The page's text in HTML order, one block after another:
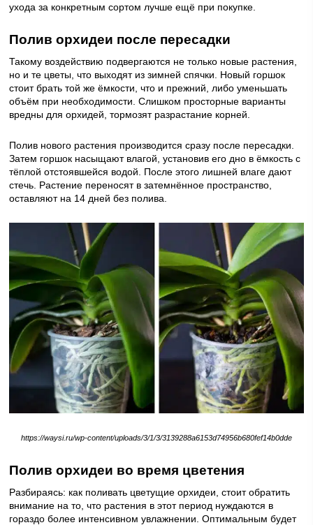
ухода за конкретным сортом лучше ещё при покупке.
Полив орхидеи после пересадки
Такому воздействию подвергаются не только новые растения,
но и те цветы, что выходят из зимней спячки. Новый горшок
стоит брать той же ёмкости, что и прежний, либо уменьшать
объём при необходимости. Слишком просторные варианты
вредны для орхидей, тормозят разрастание корней.
Полив нового растения производится сразу после пересадки.
Затем горшок насыщают влагой, установив его дно в ёмкость с
тёплой отстоявшейся водой. После этого лишней влаге дают
стечь. Растение переносят в затемнённое пространство,
оставляют на 14 дней без полива.
https://waysi.ru/wp-content/uploads/3/1/3/3139288a6153d74956b680fef14b0dde
Полив орхидеи во время цветения
Разбираясь: как поливать цветущие орхидеи, стоит обратить
внимание на то, что растения в этот период нуждаются в
гораздо более интенсивном увлажнении. Оптимальным будет